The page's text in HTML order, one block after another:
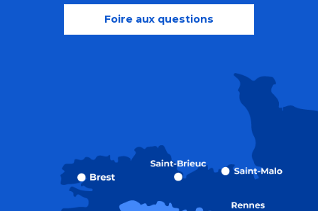
Foire aux questions